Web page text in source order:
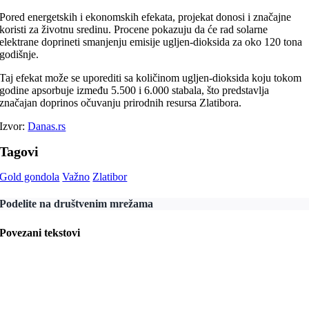
Pored energetskih i ekonomskih efekata, projekat donosi i značajne
koristi za životnu sredinu. Procene pokazuju da će rad solarne
elektrane doprineti smanjenju emisije ugljen-dioksida za oko 120 tona
godišnje.
Taj efekat može se uporediti sa količinom ugljen-dioksida koju tokom
godine apsorbuje između 5.500 i 6.000 stabala, što predstavlja
značajan doprinos očuvanju prirodnih resursa Zlatibora.
Izvor:Danas.rs
Tagovi
Gold gondola Važno Zlatibor
Podelite na društvenim mrežama
Povezani tekstovi